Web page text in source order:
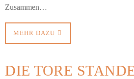
Zusammen…
MEHR DAZU
DIE TORE